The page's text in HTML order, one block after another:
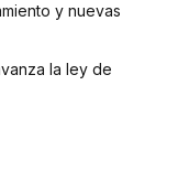
y nuevas
la ley de